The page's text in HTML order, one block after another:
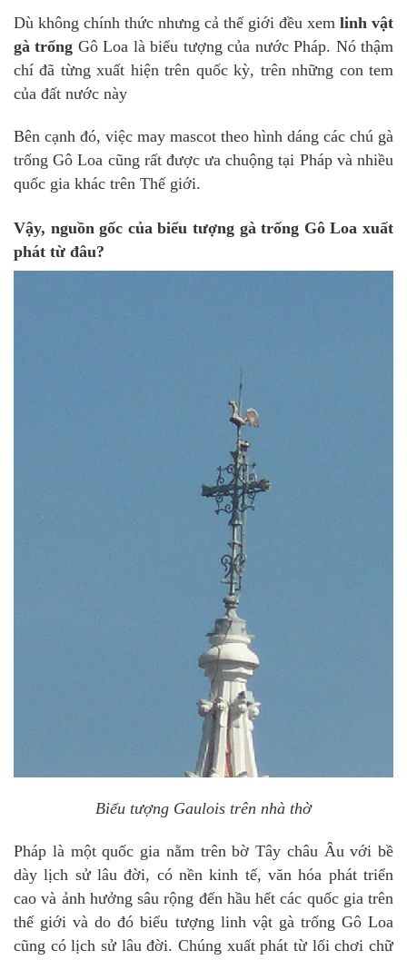
Dù không chính thức nhưng cả thế giới đều xem linh vật
gà trống Gô Loa là biểu tượng của nước Pháp. Nó thậm
chí đã từng xuất hiện trên quốc kỳ, trên những con tem
của đất nước này
Bên cạnh đó, việc may mascot theo hình dáng các chú gà
trống Gô Loa cũng rất được ưa chuộng tại Pháp và nhiều
quốc gia khác trên Thế giới.
Vậy, nguồn gốc của biểu tượng gà trống Gô Loa xuất
phát từ đâu?
Biểu tượng Gaulois trên nhà thờ
Pháp là một quốc gia nằm trên bờ Tây châu Âu với bề
dày lịch sử lâu đời, có nền kinh tế, văn hóa phát triển
cao và ảnh hưởng sâu rộng đến hầu hết các quốc gia trên
thế giới và do đó biểu tượng linh vật gà trống Gô Loa
cũng có lịch sử lâu đời. Chúng xuất phát từ lối chơi chữ